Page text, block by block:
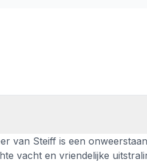
van Steiff is een
vacht en vriendelijke